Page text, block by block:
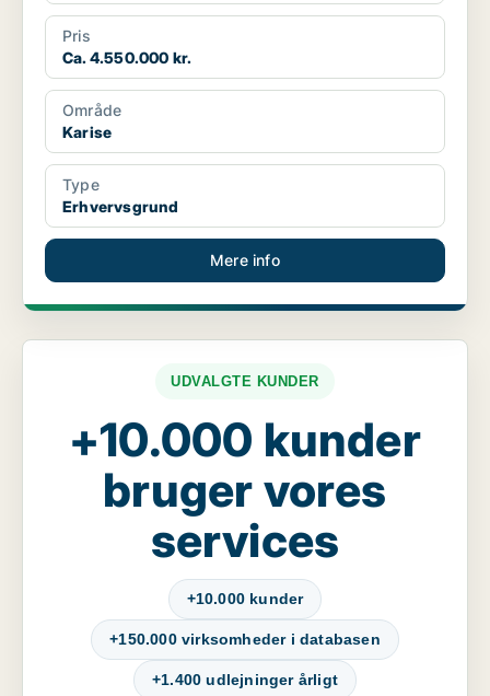
Pris
Ca. 4.550.000 kr.
Område
Karise
Type
Erhvervsgrund
Mere info
UDVALGTE KUNDER
+10.000 kunder
bruger vores
services
+10.000 kunder
+150.000 virksomheder i databasen
+1.400 udlejninger årligt